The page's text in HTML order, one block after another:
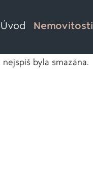
Úvod Nemovitosti
byla smazána.